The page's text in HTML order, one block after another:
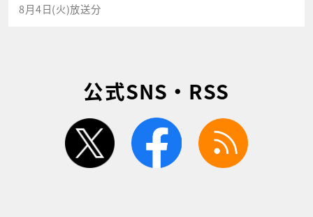
8月4日(火)放送分
公式SNS・RSS
twitter facebook